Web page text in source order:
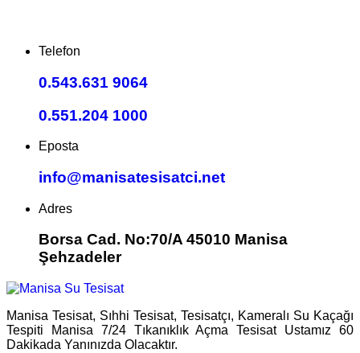
Telefon
0.543.631 9064
0.551.204 1000
Eposta
info@manisatesisatci.net
Adres
Borsa Cad. No:70/A 45010 Manisa
Şehzadeler
Manisa Tesisat, Sıhhi Tesisat, Tesisatçı, Kameralı Su Kaçağı
Tespiti Manisa 7/24 Tıkanıklık Açma Tesisat Ustamız 60
Dakikada Yanınızda Olacaktır.